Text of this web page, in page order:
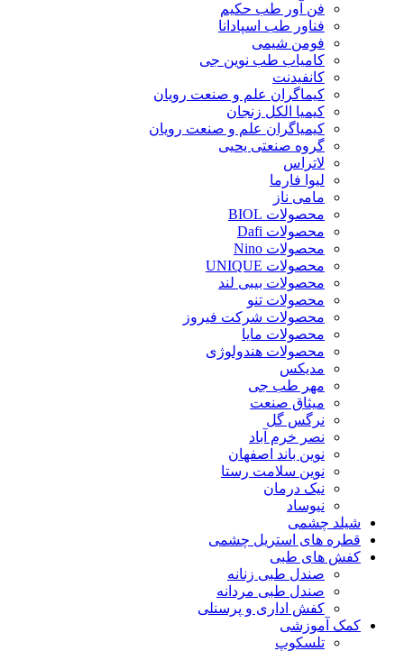
فن آور طب حکیم
فناور طب اسپادانا
فومن شیمی
کامیاب طب نوین جی
کانفیدنت
کیماگران علم و صنعت رویان
کیمیا الکل زنجان
کیمیاگران علم و صنعت رویان
گروه صنعتی یحیی
لاتراس
لیوا فارما
مامی ناز
محصولات BIOL
محصولات Dafi
محصولات Nino
محصولات UNIQUE
محصولات بیبی لند
محصولات تنو
محصولات شرکت فیروز
محصولات مایا
محصولات هندولوژی
مدیکس
مهر طب جی
میثاق صنعت
نرگس گل
نصر خرم آباد
نوین باند اصفهان
نوین سلامت رستا
نیک درمان
نیوساد
شیلد چشمی
قطره های استریل چشمی
کفش های طبی
صندل طبی زنانه
صندل طبی مردانه
کفش اداری و پرسنلی
کمک آموزشی
تلسکوپ